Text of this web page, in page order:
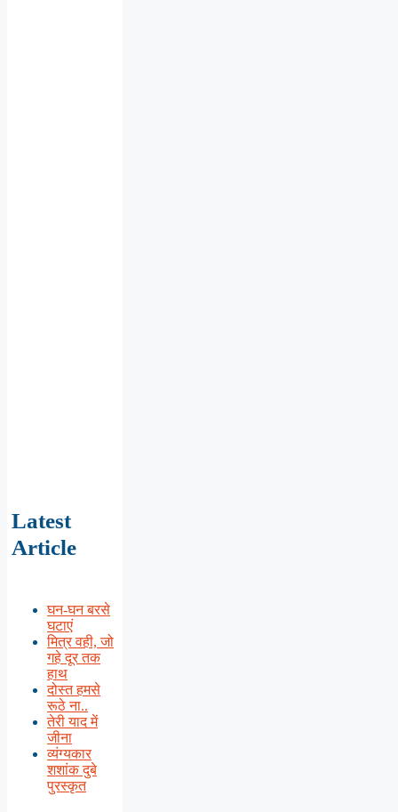
Latest
Article
घन-घन बरसे
घटाएं
मित्र वही, जो
गहे दूर तक
हाथ
दोस्त हमसे
रूठे ना..
तेरी याद में
जीना
व्यंग्यकार
शशांक दुबे
पुरस्कृत